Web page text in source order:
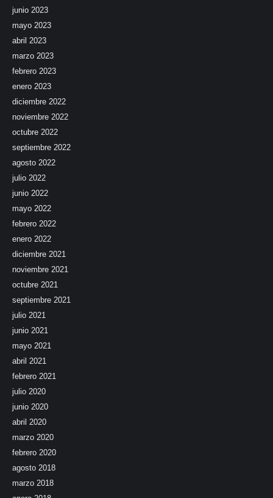
junio 2023
mayo 2023
abril 2023
marzo 2023
febrero 2023
enero 2023
diciembre 2022
noviembre 2022
octubre 2022
septiembre 2022
agosto 2022
julio 2022
junio 2022
mayo 2022
febrero 2022
enero 2022
diciembre 2021
noviembre 2021
octubre 2021
septiembre 2021
julio 2021
junio 2021
mayo 2021
abril 2021
febrero 2021
julio 2020
junio 2020
abril 2020
marzo 2020
febrero 2020
agosto 2018
marzo 2018